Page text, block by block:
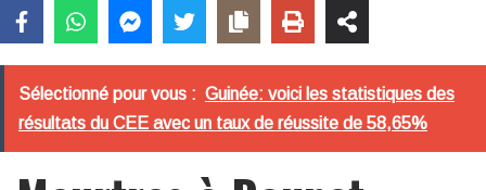
Sélectionné pour vous : Guinée: voici les statistiques des
résultats du CEE avec un taux de réussite de 58,65%